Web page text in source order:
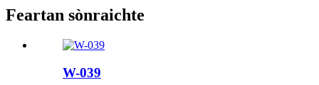
Feartan sònraichte
W-039